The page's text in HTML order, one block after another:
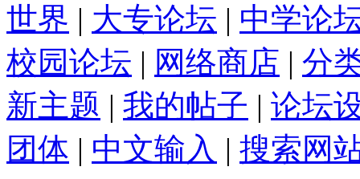
世界 | 大专论坛 | 中学论
校园论坛 | 网络商店 | 分
新主题 | 我的帖子 | 论坛
团体 | 中文输入 | 搜索网